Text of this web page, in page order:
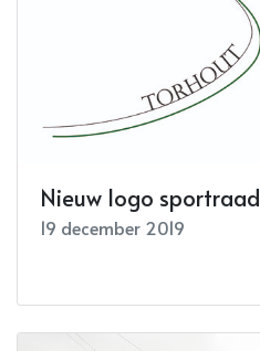
Nieuw logo sportraad
19 december 2019